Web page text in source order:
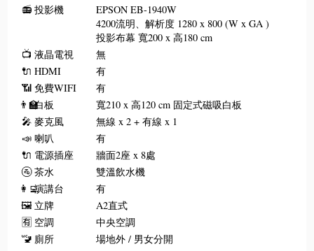
📻 投影機
EPSON EB-1940W
4200流明、解析度 1280 x 800 (W x GA )
投影布幕 寬200 x 高180 cm
📺 液晶電視
無
🔌 HDMI
有
📶 免費WIFI
有
👨‍🏫白板
寬210 x 高120 cm 固定式磁吸白板
🎤 麥克風
無線 x 2 + 有線 x 1
📣 喇叭
有
🔌 電源插座
牆面2座 x 8處
🚰 茶水
雙溫飲水機
👩‍💻演講台
有
🖼️ 立牌
A2直式
🈶 空調
中央空調
🚾 廁所
場地外 / 男女分開